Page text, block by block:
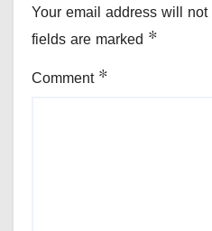
Your email address will
fields are marked *
Comment *